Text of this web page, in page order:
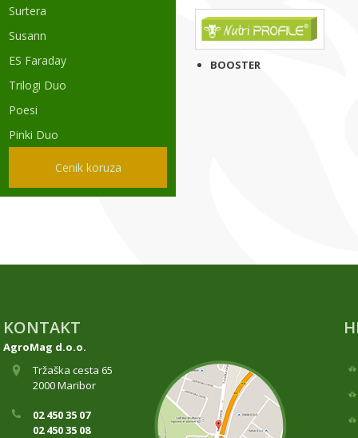
Surtera
Susann
ES Faraday
Trilogi Duo
Poesi
Pinki Duo
Cenik koruza
BOOSTER
KONTAKT
AgroMag d.o.o.
Tržaška cesta 65
2000 Maribor
02 450 35 07
02 450 35 08